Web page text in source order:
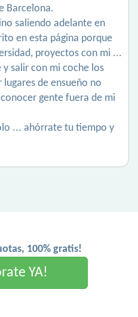
Barcelona.
saliendo adelante en
en esta página porque
proyectos con mi ...
salir con mi coche los
de ensueño no
gente fuera de mi
... ahórrate tu tiempo y
100% gratis!
YA!